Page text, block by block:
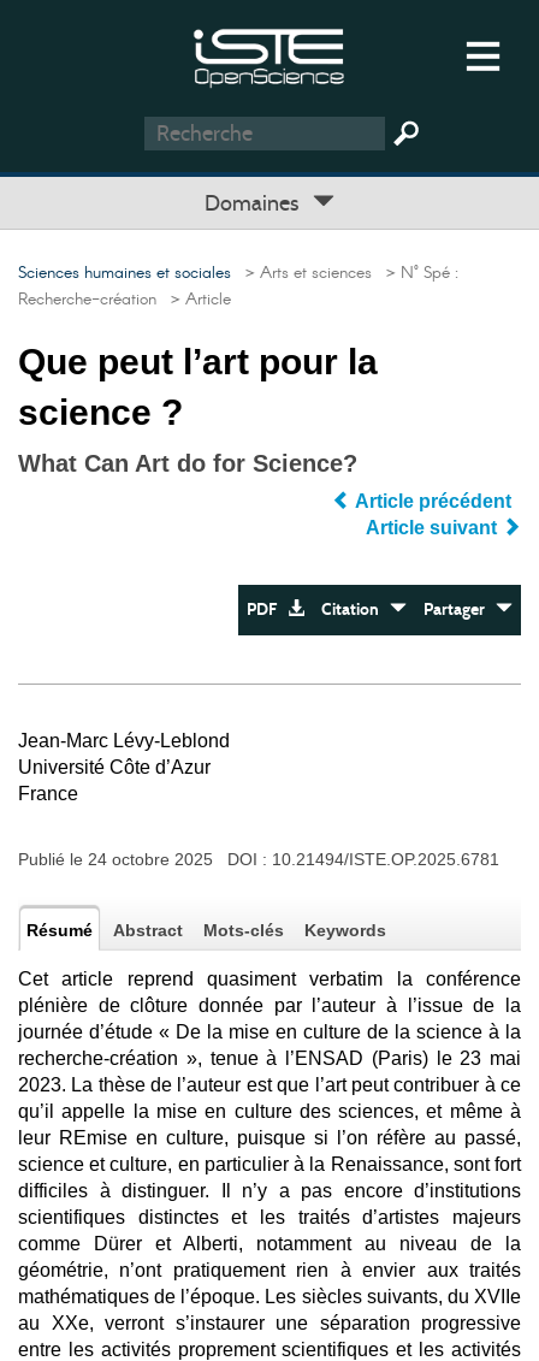
Domaines
Sciences humaines et sociales > Arts et sciences > N° Spé :
Recherche-création > Article
Que peut l’art pour la
science ?
What Can Art do for Science?
Article précédent
Article suivant
PDF Citation Partager
Jean-Marc Lévy-Leblond
Université Côte d’Azur
France
Publié le 24 octobre 2025 DOI : 10.21494/ISTE.OP.2025.6781
Résumé Abstract Mots-clés Keywords
Cet article reprend quasiment verbatim la conférence
plénière de clôture donnée par l’auteur à l’issue de la
journée d’étude « De la mise en culture de la science à la
recherche-création », tenue à l’ENSAD (Paris) le 23 mai
2023. La thèse de l’auteur est que l’art peut contribuer à ce
qu’il appelle la mise en culture des sciences, et même à
leur REmise en culture, puisque si l’on réfère au passé,
science et culture, en particulier à la Renaissance, sont fort
difficiles à distinguer. Il n’y a pas encore d’institutions
scientifiques distinctes et les traités d’artistes majeurs
comme Dürer et Alberti, notamment au niveau de la
géométrie, n’ont pratiquement rien à envier aux traités
mathématiques de l’époque. Les siècles suivants, du XVIIe
au XXe, verront s’instaurer une séparation progressive
entre les activités proprement scientifiques et les activités